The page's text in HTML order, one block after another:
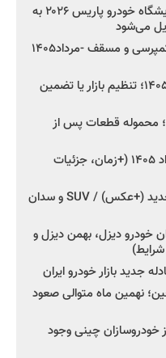
چینی‌ها به قلب اروپا رسیدند؛ نمایشگاه خودرو پاریس ۲۰۲۶ به
می‌شود
شروع فروش اقساطی زامیاد EX کمپرسی و مسقف -مرداد۱۴۰۵
راز واردات ۷۵ هزار خودرو در سال ۱۴۰۵؛ تنظیم بازار یا تضمین
محموله قطعات پس از
شروع فروش کوییک S سایپا -مرداد ۱۴۰۵ (+زمان، جزئیات
کرمان موتور به دنبال ۲ محصول جدید (+عکس) / SUV و سدان
خودرو دیزل، بهمن دیزل و
بازار خودرو ایران
چین؛ نهمین ماه متوالی صعود
خودروسازان چینی وجود